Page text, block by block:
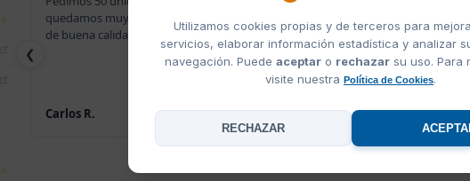
Utilizamos cookies propias y de terceros para
servicios, elaborar información estadística y analizar
navegación. Puede aceptar o rechazar su uso. Para
visite nuestra Política de Cookies.
RECHAZAR
❮
quedamos muy satisfechos. El algodón es
de buena calidad, se nota que es peinado.
Carlos R. 22/01/2026
resultado ha sido espectacular.
que trabajan con buenas
Respuesta inmediata a todas
consultas.
Lucia W.